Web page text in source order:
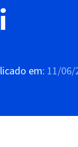
em: 11/06/